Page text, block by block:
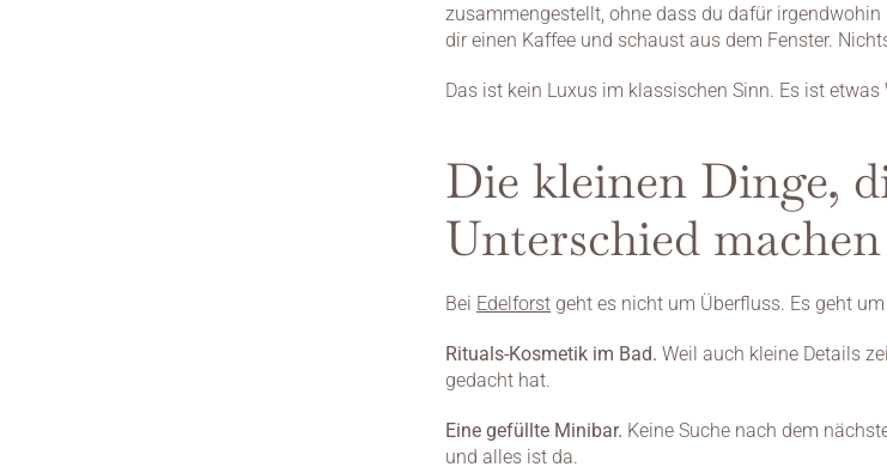
zusammengestellt, ohne dass du dafür
dir einen Kaffee und schaust aus dem Fenster.
Das ist kein Luxus im klassischen Sinn. Es ist etwas
Die kleinen Dinge,
Unterschied machen
Bei Edelforst geht es nicht um Überfluss. Es geht
Rituals-Kosmetik im Bad. Weil auch kleine Details
gedacht hat.
Eine gefüllte Minibar. Keine Suche nach dem
und alles ist da.